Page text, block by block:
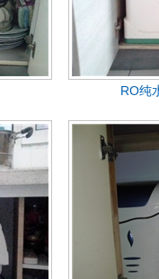
RO纯